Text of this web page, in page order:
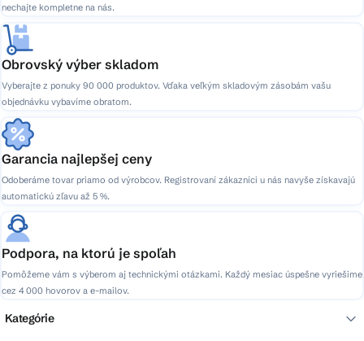
nechajte kompletne na nás.
Obrovský výber skladom
Vyberajte z ponuky 90 000 produktov. Vďaka veľkým skladovým zásobám vašu
objednávku vybavíme obratom.
Garancia najlepšej ceny
Odoberáme tovar priamo od výrobcov. Registrovaní zákazníci u nás navyše získavajú
automatickú zľavu až 5 %.
Podpora, na ktorú je spoľah
Pomôžeme vám s výberom aj technickými otázkami. Každý mesiac úspešne vyriešime
cez 4 000 hovorov a e-mailov.
Kategórie